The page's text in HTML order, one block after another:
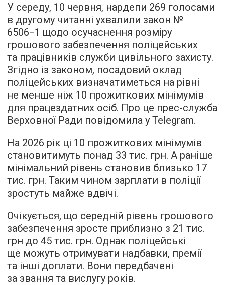
У середу, 10 червня, нардепи 269 голосами
в другому читанні ухвалили закон №
6506−1 щодо осучаснення розміру
грошового забезпечення поліцейських
та працівників служби цивільного захисту.
Згідно із законом, посадовий оклад
поліцейських визначатиметься на рівні
не менше ніж 10 прожиткових мінімумів
для працездатних осіб. Про це прес-служба
Верховної Ради повідомила у Telegram.
На 2026 рік ці 10 прожиткових мінімумів
становитимуть понад 33 тис. грн. А раніше
мінімальний рівень становив близько 17
тис. грн. Таким чином зарплати в поліції
зростуть майже вдвічі.
Очікується, що середній рівень грошового
забезпечення зросте приблизно з 21 тис.
грн до 45 тис. грн. Однак поліцейські
ще можуть отримувати надбавки, премії
та інші доплати. Вони передбачені
за звання та вислугу років.